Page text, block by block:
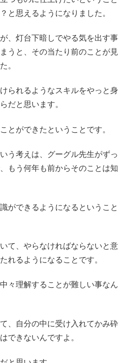
と思えるようになりました。
、灯台下暗しでやる気を出す事
うと、その当たり前のことが見
。
られるようなスキルをやっと身
だと思います。
とができたということです。
う考えは、グーグル先生がずっ
もう何年も前からそのことは知
ができるようになるということ
て、やらなければならないと意
れるようになることです。
々理解することが難しい事なん
、自分の中に受け入れてかみ砕
できないんですよ。